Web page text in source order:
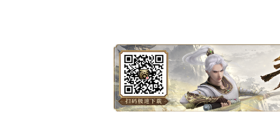
此外，帮灶王爷找年夜饭的材料，跟着小
包管您乐个够！
以上内容为《大话西游Ⅱ》为您精心准备
态！